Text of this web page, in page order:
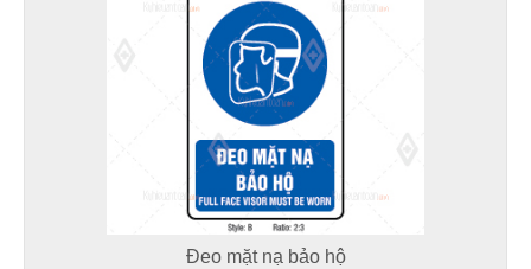
Đeo mặt nạ bảo hộ